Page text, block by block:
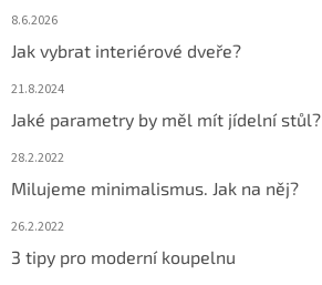
8.6.2026
Jak vybrat interiérové dveře?
21.8.2024
Jaké parametry by měl mít jídelní stůl?
28.2.2022
Milujeme minimalismus. Jak na něj?
26.2.2022
3 tipy pro moderní koupelnu